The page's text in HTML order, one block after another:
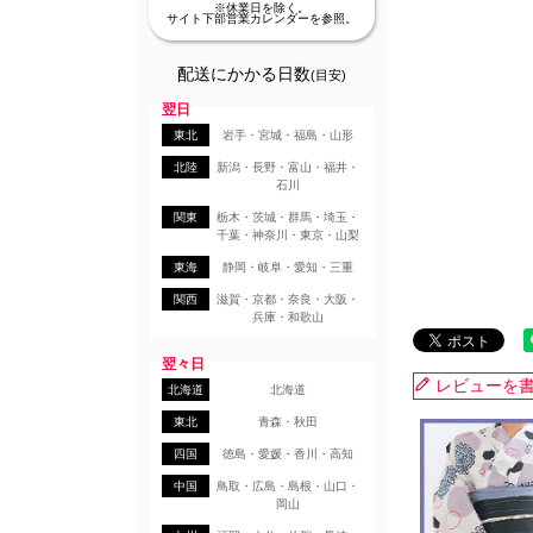
※休業日を除く。
サイト下部営業カレンダーを参照。
配送にかかる日数(目安)
翌日
東北 岩手・宮城・福島・山形
北陸
新潟・長野・富山・福井・
石川
関東
栃木・茨城・群馬・埼玉・
千葉・神奈川・東京・山梨
東海 静岡・岐阜・愛知・三重
関西
滋賀・京都・奈良・大阪・
兵庫・和歌山
翌々日
北海道 北海道
東北 青森・秋田
四国 徳島・愛媛・香川・高知
中国
鳥取・広島・島根・山口・
岡山
レビューを